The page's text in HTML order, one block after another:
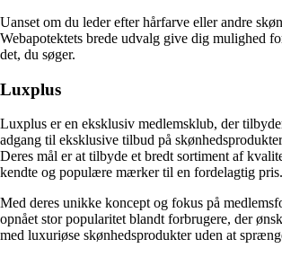
Uanset om du leder efter hårfarve eller andre
Webapotektets brede udvalg give dig mulighed
det, du søger.
Luxplus
Luxplus er en eksklusiv medlemsklub, der
adgang til eksklusive tilbud på
Deres mål er at tilbyde et bredt sortiment af
kendte og populære mærker til en fordelagtig pris.
Med deres unikke koncept og fokus på
opnået stor popularitet blandt forbrugere, der
med luxuriøse skønhedsprodukter uden at